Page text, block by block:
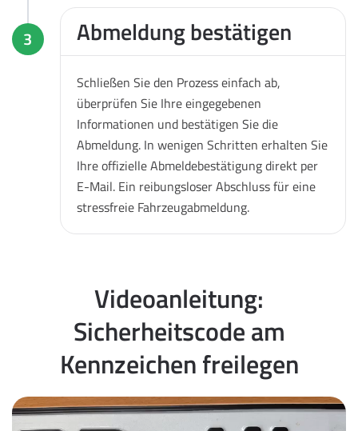
3 Abmeldung bestätigen
Schließen Sie den Prozess einfach ab,
überprüfen Sie Ihre eingegebenen
Informationen und bestätigen Sie die
Abmeldung. In wenigen Schritten erhalten Sie
Ihre offizielle Abmeldebestätigung direkt per
E-Mail. Ein reibungsloser Abschluss für eine
stressfreie Fahrzeugabmeldung.
Videoanleitung:
Sicherheitscode am
Kennzeichen freilegen